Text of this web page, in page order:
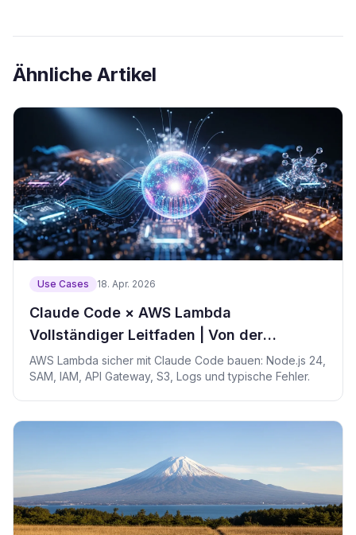
Ähnliche Artikel
Use Cases 18. Apr. 2026
Claude Code × AWS Lambda
Vollständiger Leitfaden | Von der
Funktionsgenerierung zur Deployment-
Automatisierung
AWS Lambda sicher mit Claude Code bauen: Node.js 24,
SAM, IAM, API Gateway, S3, Logs und typische Fehler.